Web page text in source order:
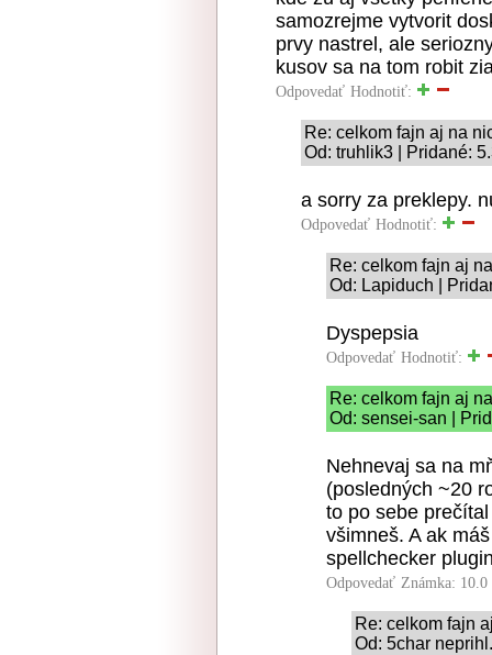
samozrejme vytvorit
prvy nastrel, ale
kusov sa na tom robit
Odpovedať Hodnotiť:
Re: celkom fajn aj na
Od: truhlik3 | Pridané:
a sorry za preklepy.
Odpovedať Hodnotiť:
Re: celkom fajn aj
Od: Lapiduch |
Dyspepsia
Odpovedať Hodnotiť:
Re: celkom fajn aj
Od: sensei-san |
Nehnevaj sa na
(posledných ~20
to po sebe
všimneš. A ak
spellchecker
Odpovedať Známka: 10.0
Re: celkom fajn
Od: 5char